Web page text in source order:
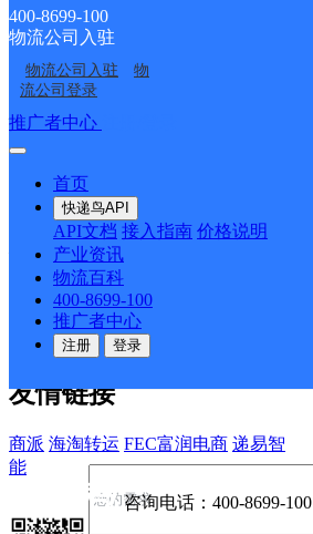
400-8699-100
物流公司入驻
物流公司入驻
物
流公司登录
推广者中心
首页
快递鸟API
API文档 接入指南 价格说明
产业资讯
物流百科
400-8699-100
推广者中心
注册 登录
寄存点分部
孝昌县季店乡合作点
ID18212
湖北孝昌公司
白沙邮政支局
接口API
API接口 DEMO下载
关于我们
公司介绍 企业动态
合作伙伴 快递鸟接口服务协议
户隐私政策
友情链接
商派 海淘转运 FEC富润电商 递易智
能
咨询电话： 400-8699-100